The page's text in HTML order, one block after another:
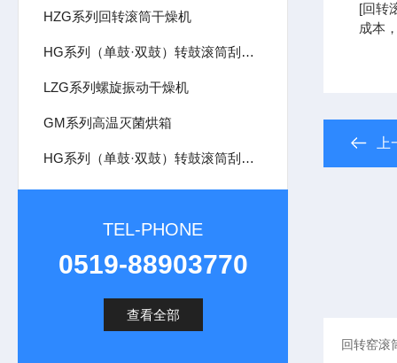
HZG系列回转滚筒干燥机
HG系列（单鼓·双鼓）转鼓滚筒刮板干燥机
LZG系列螺旋振动干燥机
GM系列高温灭菌烘箱
HG系列（单鼓·双鼓）转鼓滚筒刮板干燥机
TEL-PHONE
0519-88903770
查看全部
[回转
成本